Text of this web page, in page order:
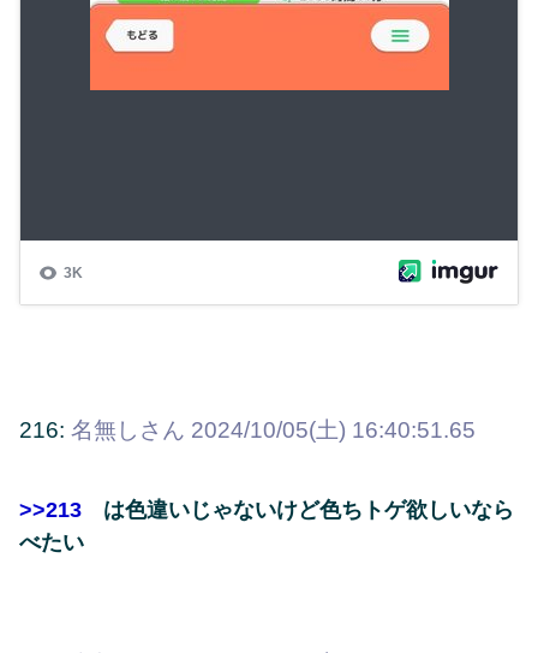
216: 名無しさん 2024/10/05(土) 16:40:51.65
>>213 は色違いじゃないけど色ちトゲ欲しいなら
べたい